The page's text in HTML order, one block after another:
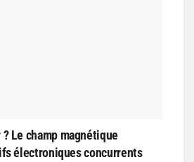
Le champ magnétique
électroniques concurrents